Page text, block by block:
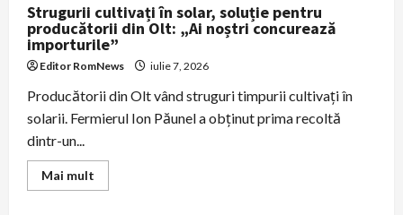
Strugurii cultivați în solar, soluție pentru
producătorii din Olt: „Ai noștri concurează
importurile”
Editor RomNews iulie 7, 2026
Producătorii din Olt vând struguri timpurii cultivaţi în
solarii. Fermierul Ion Păunel a obţinut prima recoltă
dintr-un...
Mai mult
more